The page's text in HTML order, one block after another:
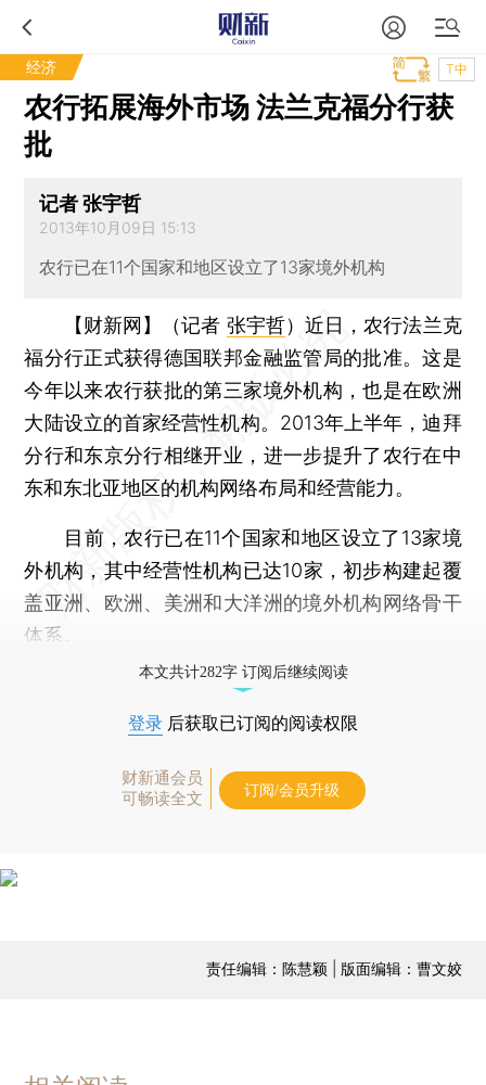
经济 T中
农行拓展海外市场 法兰克福分行获
批
记者 张宇哲
2013年10月09日 15:13
农行已在11个国家和地区设立了13家境外机构
【财新网】（记者 张宇哲） 近日，农行法兰克
福分行正式获得德国联邦金融监管局的批准。这是
今年以来农行获批的第三家境外机构，也是在欧洲
大陆设立的首家经营性机构。2013年上半年，迪拜
分行和东京分行相继开业，进一步提升了农行在中
东和东北亚地区的机构网络布局和经营能力。
目前，农行已在11个国家和地区设立了13家境
外机构，其中经营性机构已达10家，初步构建起覆
盖亚洲、欧洲、美洲和大洋洲的境外机构网络骨干
体系。
本文共计282字 订阅后继续阅读
登录 后获取已订阅的阅读权限
财新通会员
可畅读全文
订阅/会员升级
责任编辑：陈慧颖 | 版面编辑：曹文姣